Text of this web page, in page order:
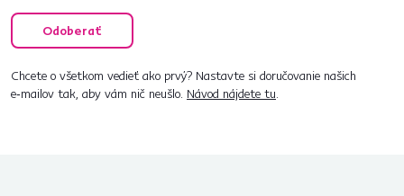
Odoberať
Chcete o všetkom vedieť ako prvý? Nastavte si doručovanie našich
e‑mailov tak, aby vám nič neušlo. Návod nájdete tu.